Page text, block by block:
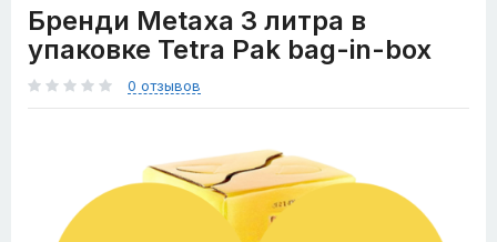
Бренди Metaxa 3 литра в
упаковке Tetra Pak bag-in-box
0 отзывов